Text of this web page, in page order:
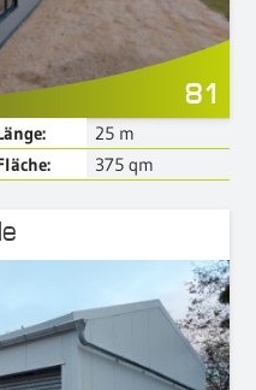
81
25 m
375 qm